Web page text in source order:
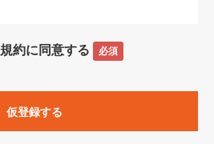
バシーポリシー」及び「
用について（Cookieポリシー）
に記載する定めその他当社が定め
約に同意する 必須
仮登録する